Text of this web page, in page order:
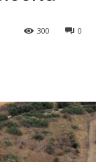
0
300